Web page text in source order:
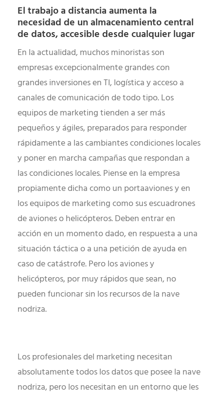
El trabajo a distancia aumenta la
necesidad de un almacenamiento central
de datos, accesible desde cualquier lugar
En la actualidad, muchos minoristas son
empresas excepcionalmente grandes con
grandes inversiones en TI, logística y acceso a
canales de comunicación de todo tipo. Los
equipos de marketing tienden a ser más
pequeños y ágiles, preparados para responder
rápidamente a las cambiantes condiciones locales
y poner en marcha campañas que respondan a
las condiciones locales. Piense en la empresa
propiamente dicha como un portaaviones y en
los equipos de marketing como sus escuadrones
de aviones o helicópteros. Deben entrar en
acción en un momento dado, en respuesta a una
situación táctica o a una petición de ayuda en
caso de catástrofe. Pero los aviones y
helicópteros, por muy rápidos que sean, no
pueden funcionar sin los recursos de la nave
nodriza.
Los profesionales del marketing necesitan
absolutamente todos los datos que posee la nave
nodriza, pero los necesitan en un entorno que les